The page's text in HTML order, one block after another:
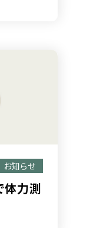
お知らせ
体力測